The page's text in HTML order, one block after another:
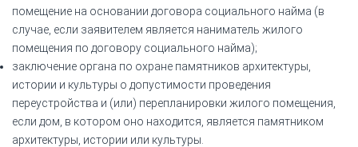
помещение на основании договора социального найма (в
случае, если заявителем является наниматель жилого
помещения по договору социального найма);
заключение органа по охране памятников архитектуры,
истории и культуры о допустимости проведения
переустройства и (или) перепланировки жилого помещения,
если дом, в котором оно находится, является памятником
архитектуры, истории или культуры.